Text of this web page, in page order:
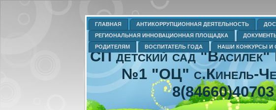
ГЛАВНАЯ АНТИКОРРУПЦИОННАЯ ДЕЯТЕЛЬНОСТЬ
РЕГИОНАЛЬНАЯ ИННОВАЦИОННАЯ ПЛОЩАДКА
РОДИТЕЛЯМ
ВОСПИТАТЕЛЬ ГОДА НАШИ КОНКУРСЫ И
СП детский сад
№1 "ОЦ" с.Кинель-
8(84660)40703